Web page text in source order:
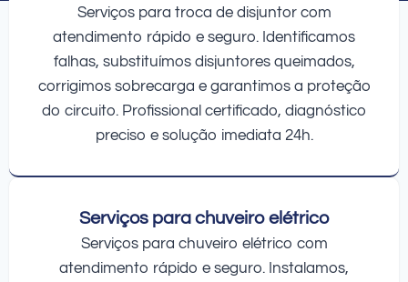
Serviços para troca de disjuntor com
atendimento rápido e seguro. Identificamos
falhas, substituímos disjuntores queimados,
corrigimos sobrecarga e garantimos a proteção
do circuito. Profissional certificado, diagnóstico
preciso e solução imediata 24h.
Serviços para chuveiro elétrico
Serviços para chuveiro elétrico com
atendimento rápido e seguro. Instalamos,